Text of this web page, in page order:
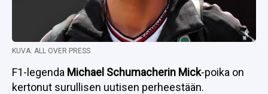
KUVA: ALL OVER PRESS
F1-legenda Michael Schumacherin Mick-poika on
kertonut surullisen uutisen perheestään.